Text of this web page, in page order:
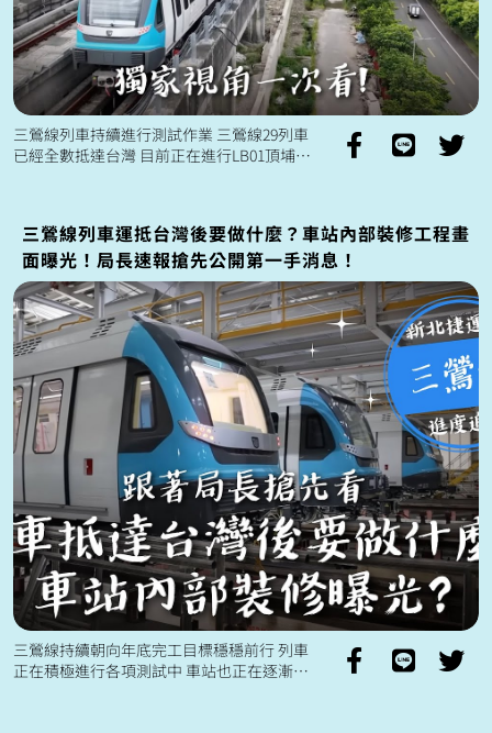
三鶯線列車持續進行測試作業 三鶯線29列車
已經全數抵達台灣 目前正在進行LB01頂埔～
三鶯線列車運抵台灣後要做什麼？車站內部裝修工程畫
面曝光！局長速報搶先公開第一手消息！
三鶯線持續朝向年底完工目標穩穩前行 列車
正在積極進行各項測試中 車站也正在逐漸完